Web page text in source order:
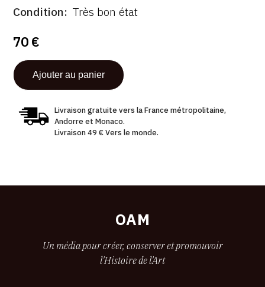
FORMAT
ÉTAT
Condition Très bon état
70 €
Livraison gratuite vers la France métropolitaine,
Andorre et Monaco.
Livraison 49 € Vers le monde.
OAM
Un média pour créer, conserver et promouvoir
l'Histoire de l'Art